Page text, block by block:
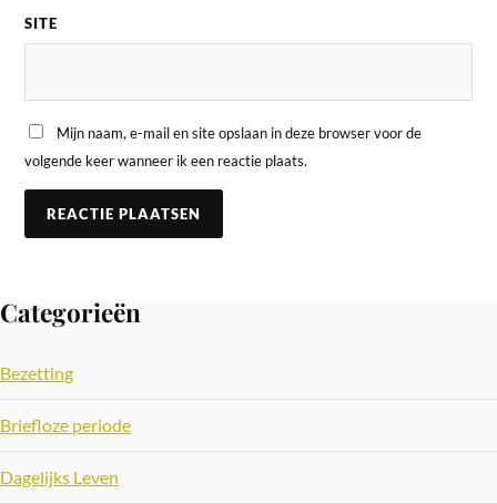
SITE
Mijn naam, e-mail en site opslaan in deze browser voor de
volgende keer wanneer ik een reactie plaats.
Categorieën
Bezetting
Briefloze periode
Dagelijks Leven